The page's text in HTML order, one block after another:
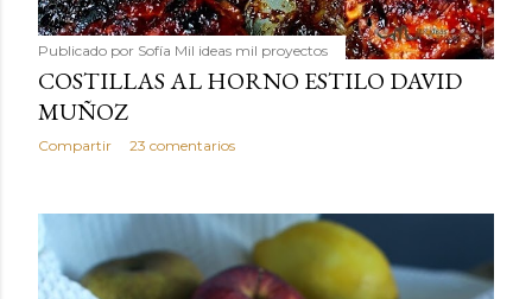
Publicado por Sofía Mil ideas mil proyectos
COSTILLAS AL HORNO ESTILO DAVID
MUÑOZ
Compartir 23 comentarios